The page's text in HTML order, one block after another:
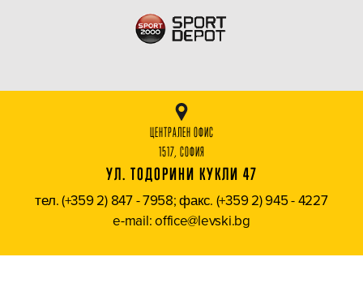
ЦЕНТРАЛЕН ОФИС
1517, СОФИЯ
УЛ. ТОДОРИНИ КУКЛИ 47
тел. (+359 2) 847 - 7958; факс. (+359 2) 945 - 4227
e-mail: office@levski.bg